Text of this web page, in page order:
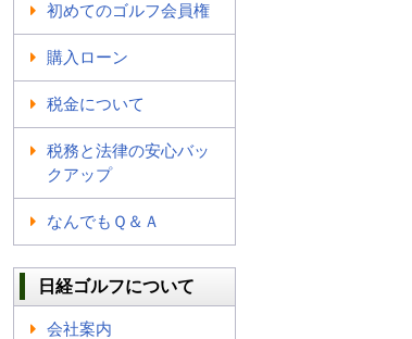
初めてのゴルフ会員権
購入ローン
税金について
税務と法律の安心バッ
クアップ
なんでもＱ＆Ａ
日経ゴルフについて
会社案内